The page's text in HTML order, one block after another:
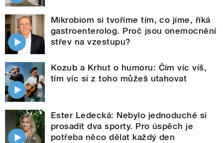
Mikrobiom si tvoříme tím, co jíme, říká
gastroenterolog. Proč jsou onemocnění
střev na vzestupu?
Kozub a Krhut o humoru: Čím víc víš,
tím víc si z toho můžeš utahovat
Ester Ledecká: Nebylo jednoduché si
prosadit dva sporty. Pro úspěch je
potřeba něco dělat každý den